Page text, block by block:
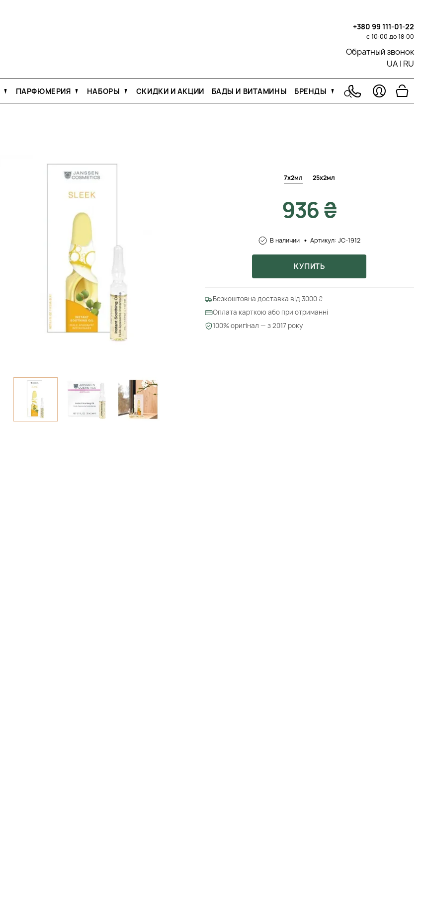
+380 99 111-01-22
с 10:00 до 18:00
Обратный звонок
UA | RU
ПАРФЮМЕРИЯ НАБОРЫ СКИДКИ И АКЦИИ БАДЫ И ВИТАМИНЫ БРЕНДЫ
7х2мл 25х2мл
936 ₴
В наличии Артикул: JC-1912
КУПИТЬ
Безкоштовна доставка від 3000 ₴
Оплата карткою або при отриманні
100% оригінал — з 2017 року